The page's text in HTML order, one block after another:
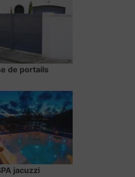
de portails
jacuzzi